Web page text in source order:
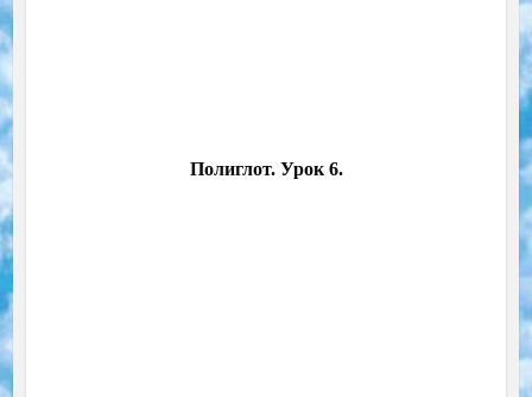
Полиглот. Урок 6.